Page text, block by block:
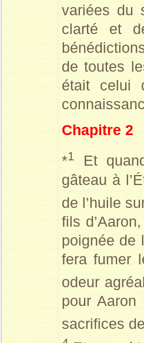
variées du
clarté et
de toutes
était celui
Chapitre 2
*1
Et
gâteau à
de l’huile
fils
poignée de
fera fumer
odeur
pour
sacrifices